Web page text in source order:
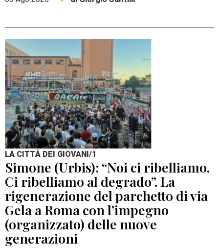
LA CITTÀ DEI GIOVANI/1
Simone (Urbis): “Noi ci ribelliamo.
Ci ribelliamo al degrado”. La
rigenerazione del parchetto di via
Gela a Roma con l’impegno
(organizzato) delle nuove
generazioni